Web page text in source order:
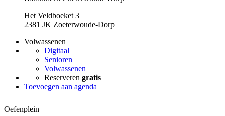
Het Veldboeket 3
2381 JK Zoeterwoude-Dorp
Volwassenen
Digitaal
Senioren
Volwassenen
Reserveren gratis
Toevoegen aan agenda
Oefenplein